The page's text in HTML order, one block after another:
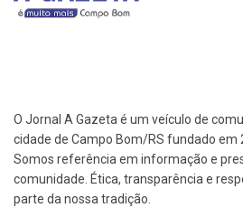
O Jornal A Gazeta é um veículo de
cidade de Campo Bom/RS fundado em
Somos referência em informação e
comunidade. Ética, transparência e
parte da nossa tradição.